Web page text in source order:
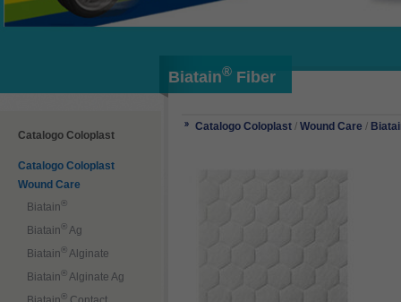
Biatain® Fiber
Catalogo Coloplast
Catalogo Coloplast
Wound Care
Biatain ®
Biatain ® Ag
Biatain ® Alginate
Biatain ® Alginate Ag
®
Catalogo Coloplast / Wound Care /